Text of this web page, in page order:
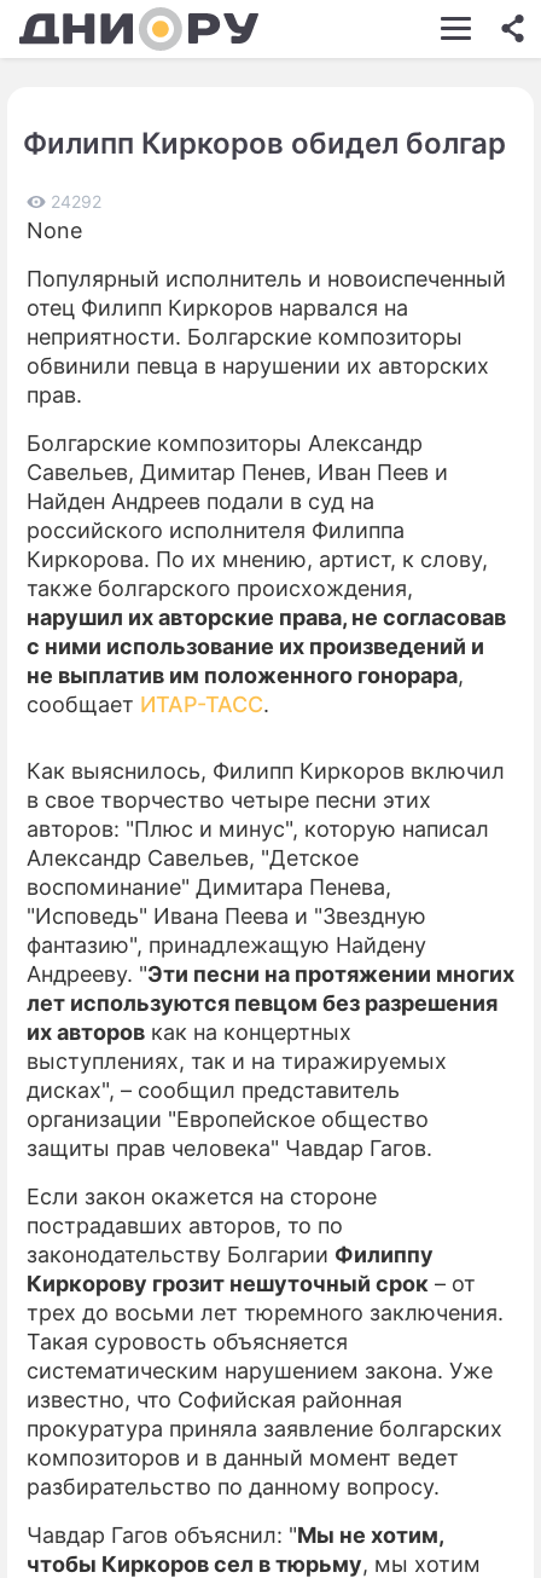
ШОУ-БИЗНЕС
КИНО
ЭКОНОМИКА
ПРОИСШЕСТВИЯ
СТИЛЬ ЖИЗНИ
СЕРИАЛЫ
ИГРЫ
ПРЕСС-РЕЛИЗЫ
О ПРОЕКТЕ
Филипп Киркоров обидел болгар
24292
None
Популярный исполнитель и новоиспеченный
отец Филипп Киркоров нарвался на
неприятности. Болгарские композиторы
обвинили певца в нарушении их авторских
прав.
Болгарские композиторы Александр
Савельев, Димитар Пенев, Иван Пеев и
Найден Андреев подали в суд на
российского исполнителя Филиппа
Киркорова. По их мнению, артист, к слову,
также болгарского происхождения,
нарушил их авторские права, не согласовав
с ними использование их произведений и
не выплатив им положенного гонорара,
сообщает ИТАР-ТАСС.
Как выяснилось, Филипп Киркоров включил
в свое творчество четыре песни этих
авторов: "Плюс и минус", которую написал
Александр Савельев, "Детское
воспоминание" Димитара Пенева,
"Исповедь" Ивана Пеева и "Звездную
фантазию", принадлежащую Найдену
Андрееву. "Эти песни на протяжении многих
лет используются певцом без разрешения
их авторов как на концертных
выступлениях, так и на тиражируемых
дисках", – сообщил представитель
организации "Европейское общество
защиты прав человека" Чавдар Гагов.
Если закон окажется на стороне
пострадавших авторов, то по
законодательству Болгарии Филиппу
Киркорову грозит нешуточный срок – от
трех до восьми лет тюремного заключения.
Такая суровость объясняется
систематическим нарушением закона. Уже
известно, что Софийская районная
прокуратура приняла заявление болгарских
композиторов и в данный момент ведет
разбирательство по данному вопросу.
Чавдар Гагов объяснил: "Мы не хотим,
чтобы Киркоров сел в тюрьму, мы хотим